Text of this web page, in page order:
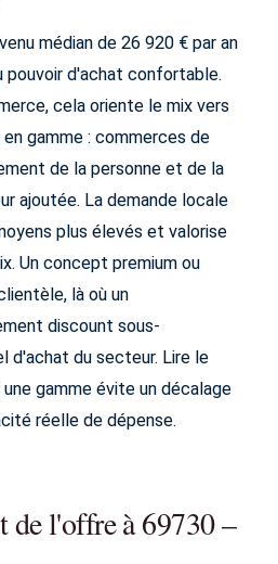
médian de 26 920 € par an
pouvoir d'achat confortable.
cela oriente le mix vers
gamme : commerces de
de la personne et de la
ajoutée. La demande locale
plus élevés et valorise
Un concept premium ou
là où un
discount sous-
d'achat du secteur. Lire le
gamme évite un décalage
réelle de dépense.
de l'offre à 69730 –